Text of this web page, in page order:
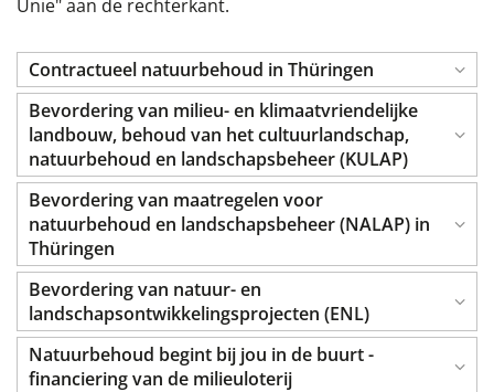
Unie" aan de rechterkant.
Contractueel natuurbehoud in Thüringen
Bevordering van milieu- en klimaatvriendelijke
landbouw, behoud van het cultuurlandschap,
natuurbehoud en landschapsbeheer (KULAP)
Bevordering van maatregelen voor
natuurbehoud en landschapsbeheer (NALAP) in
Thüringen
Bevordering van natuur- en
landschapsontwikkelingsprojecten (ENL)
Natuurbehoud begint bij jou in de buurt -
financiering van de milieuloterij